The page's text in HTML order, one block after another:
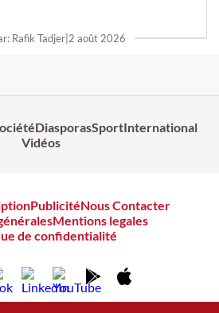
Rafik Tadjer| 2 août 2026
DiasporasSportInternational
Vidéos
PublicitéNous Contacter
Mentions legales
de confidentialité